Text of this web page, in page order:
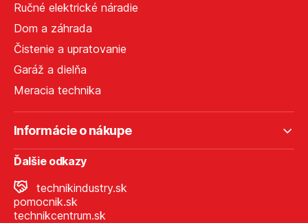
Ručné elektrické náradie
Dom a záhrada
Čistenie a upratovanie
Garáž a dielňa
Meracia technika
Informácie o nákupe
Ďalšie odkazy
technikindustry.sk
pomocnik.sk
technikcentrum.sk